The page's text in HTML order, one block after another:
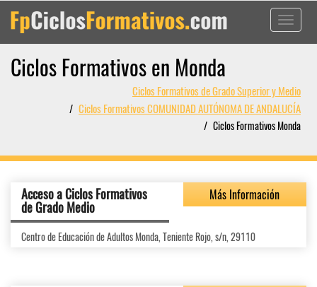
Toggle
Ciclos Formativos en Monda
Ciclos Formativos de Grado Superior y Medio
Ciclos Formativos COMUNIDAD AUTÓNOMA DE ANDALUCÍA
Ciclos Formativos Monda
Acceso a Ciclos Formativos
de Grado Medio
Más Información
Centro de Educación de Adultos Monda, Teniente Rojo, s/n, 29110